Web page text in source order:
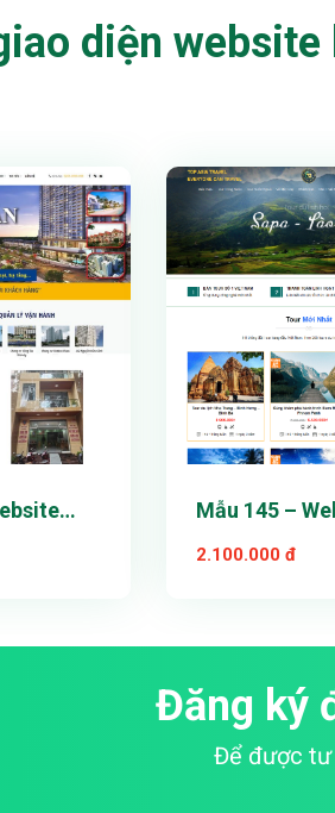
diện website
Chi
Mẫu 145 –
hàng
2.100.000 đ
Đăng ký
Để được tư